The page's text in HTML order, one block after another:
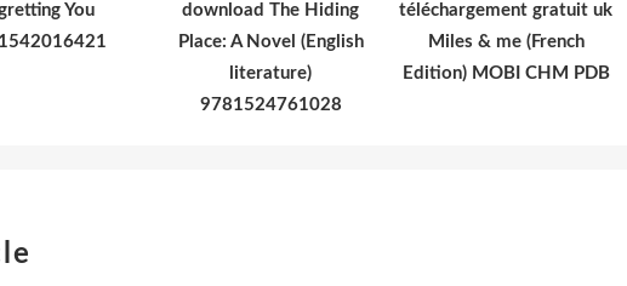
You
download The Hiding
Place: A Novel (English
literature)
9781524761028
téléchargement gratuit uk
Miles & me (French
Edition) MOBI CHM PDB